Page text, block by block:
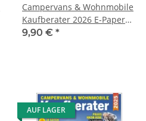
Campervans & Wohnmobile
Kaufberater 2026 E-Paper
oder Print-Ausgabe
9,90 € *
AUF LAGER